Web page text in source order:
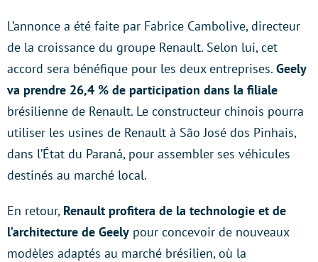
L’annonce a été faite par Fabrice Cambolive, directeur
de la croissance du groupe Renault. Selon lui, cet
accord sera bénéfique pour les deux entreprises. Geely
va prendre 26,4 % de participation dans la filiale
brésilienne de Renault. Le constructeur chinois pourra
utiliser les usines de Renault à São José dos Pinhais,
dans l’État du Paraná, pour assembler ses véhicules
destinés au marché local.
En retour, Renault profitera de la technologie et de
l’architecture de Geely pour concevoir de nouveaux
modèles adaptés au marché brésilien, où la